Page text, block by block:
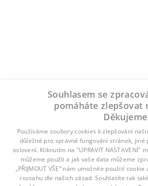
Souhlasem se
pomáháte zlepšovat
Používáme soubory cookies k zlepšování
důležité pro správné fungování stránek,
oslovení. Kliknutím na "UPRAVIT NASTAVENÍ"
můžeme použít a jak vaše data můžeme
„PŘIJMOUT VŠE“ nám umožníte použití
rozsahu dle našich zásad. Souhlasíte tak